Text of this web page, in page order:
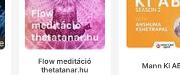
Flow meditáció
thetatanar.hu
Mann Ki